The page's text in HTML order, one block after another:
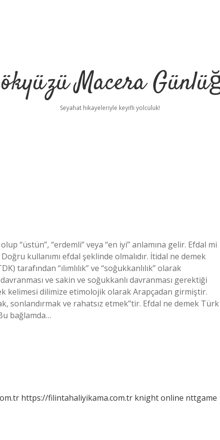
Macera
Seyahat hikayeleriyle keyifli yolculuk!
“üstün”, “erdemli” veya “en iyi” anlamına gelir. Efdal mi
kullanımı efdal şeklinde olmalıdır. İtidal ne demek
tarafından “ılımlılık” ve “soğukkanlılık” olarak
davranması ve sakin ve soğukkanlı davranması gerektiği
kelimesi dilimize etimolojik olarak Arapçadan girmiştir.
sonlandırmak ve rahatsız etmek”tir. Efdal ne demek Türk
bağlamda…
https://filintahaliyikama.com.tr knight online nttgame